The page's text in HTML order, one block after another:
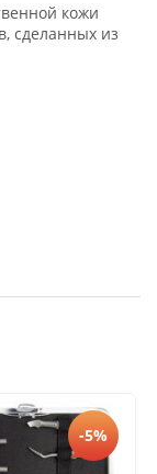
кожи
сделанных из
-5%